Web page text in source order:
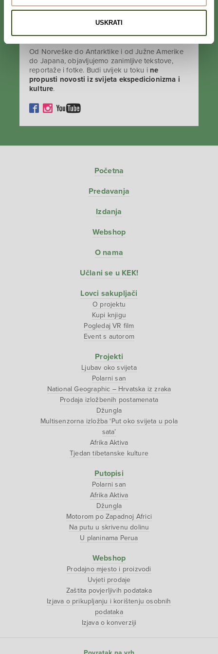
USKRATI
PRATI NAS NA DRUŠTVENIM MREŽAMA
Od Norveške do Antarktike i od Južne Amerike
do Japana, objavljujemo zanimljive tekstove,
reportaže i fotke. Budi uvijek u toku i ne
propusti novosti iz svijeta ekspedicionizma i
kulture.
Početna
Predavanja
Izdanja
Webshop
O nama
Učlani se u KEK!
Lovci sakupljači
O projektu
Kupi knjigu
Pogledaj VR film
Event s autorom
Projekti
Ljubav oko svijeta
Polarni san
National Geographic – Hrvatska iz zraka
Prodaja izložbenih postamenata
Džungla
Multisenzorna izložba ‘Put oko svijeta u pola
sata’
Afrika Aktiva
Tjedan tibetanske kulture
Putopisi
Polarni san
Afrika Aktiva
Džungla
Motorom po Zapadnoj Africi
Na putu u skrivenu dolinu
U planinama Perua
Webshop
Prodajno mjesto i proizvodi
Uvjeti prodaje
Zaštita povjerljivih podataka
Izjava o prikupljanju i korištenju osobnih
podataka
Izjava o konverziji